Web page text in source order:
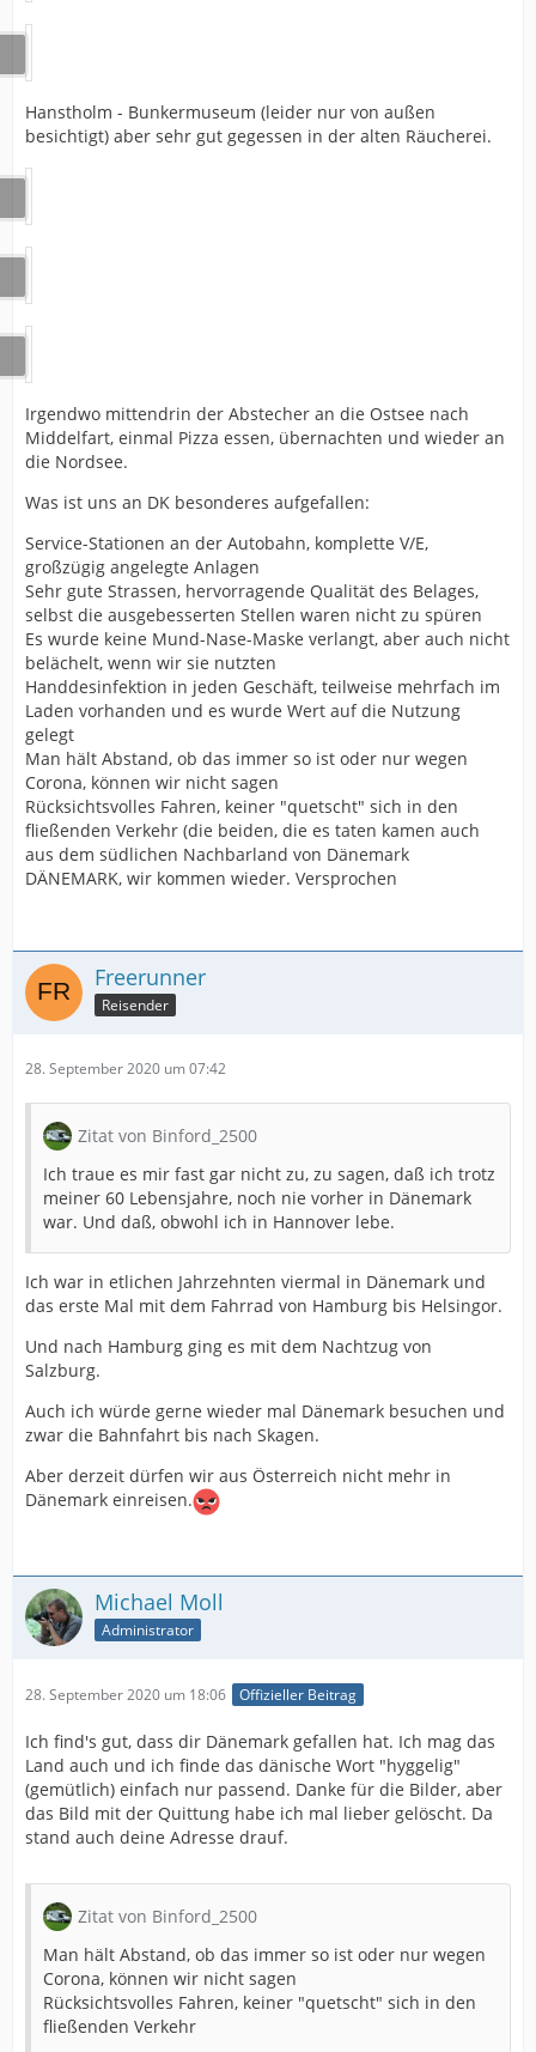
Hanstholm - Bunkermuseum (leider nur von außen
besichtigt) aber sehr gut gegessen in der alten Räucherei.
Irgendwo mittendrin der Abstecher an die Ostsee nach
Middelfart, einmal Pizza essen, übernachten und wieder an
die Nordsee.
Was ist uns an DK besonderes aufgefallen:
Service-Stationen an der Autobahn, komplette V/E,
großzügig angelegte Anlagen
Sehr gute Strassen, hervorragende Qualität des Belages,
selbst die ausgebesserten Stellen waren nicht zu spüren
Es wurde keine Mund-Nase-Maske verlangt, aber auch nicht
belächelt, wenn wir sie nutzten
Handdesinfektion in jeden Geschäft, teilweise mehrfach im
Laden vorhanden und es wurde Wert auf die Nutzung
gelegt
Man hält Abstand, ob das immer so ist oder nur wegen
Corona, können wir nicht sagen
Rücksichtsvolles Fahren, keiner "quetscht" sich in den
fließenden Verkehr (die beiden, die es taten kamen auch
aus dem südlichen Nachbarland von Dänemark
DÄNEMARK, wir kommen wieder. Versprochen
Freerunner
Reisender
28. September 2020 um 07:42
Zitat von Binford_2500
Ich traue es mir fast gar nicht zu, zu sagen, daß ich trotz
meiner 60 Lebensjahre, noch nie vorher in Dänemark
war. Und daß, obwohl ich in Hannover lebe.
Ich war in etlichen Jahrzehnten viermal in Dänemark und
das erste Mal mit dem Fahrrad von Hamburg bis Helsingor.
Und nach Hamburg ging es mit dem Nachtzug von
Salzburg.
Auch ich würde gerne wieder mal Dänemark besuchen und
zwar die Bahnfahrt bis nach Skagen.
Aber derzeit dürfen wir aus Österreich nicht mehr in
Dänemark einreisen.
Michael Moll
Administrator
28. September 2020 um 18:06 Offizieller Beitrag
Ich find's gut, dass dir Dänemark gefallen hat. Ich mag das
Land auch und ich finde das dänische Wort "hyggelig"
(gemütlich) einfach nur passend. Danke für die Bilder, aber
das Bild mit der Quittung habe ich mal lieber gelöscht. Da
stand auch deine Adresse drauf.
Zitat von Binford_2500
Man hält Abstand, ob das immer so ist oder nur wegen
Corona, können wir nicht sagen
Rücksichtsvolles Fahren, keiner "quetscht" sich in den
fließenden Verkehr